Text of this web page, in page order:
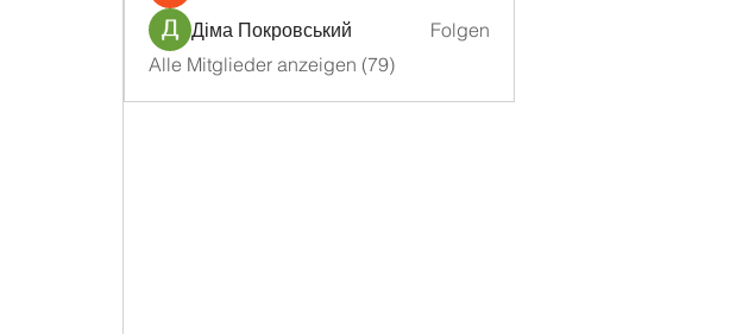
Діма Покровський
Folgen
Alle Mitglieder anzeigen (79)